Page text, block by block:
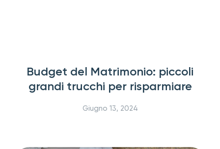
Budget del Matrimonio: piccoli
grandi trucchi per risparmiare
Giugno 13, 2024